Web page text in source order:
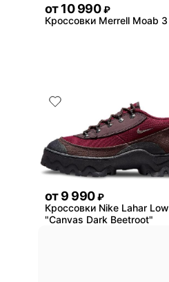
от10 990 ₽
Кроссовки Merrell Moab 3
от9 990 ₽
Кроссовки Nike Lahar Low
"Canvas Dark Beetroot"